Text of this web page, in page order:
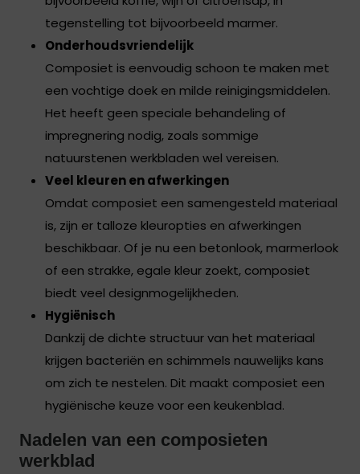
tegenstelling tot bijvoorbeeld marmer.
Onderhoudsvriendelijk
Composiet is eenvoudig schoon te maken met
een vochtige doek en milde reinigingsmiddelen.
Het heeft geen speciale behandeling of
impregnering nodig, zoals sommige
natuurstenen werkbladen wel vereisen.
Veel kleuren en afwerkingen
Omdat composiet een samengesteld materiaal
is, zijn er talloze kleuropties en afwerkingen
beschikbaar. Of je nu een betonlook, marmerlook
of een strakke, egale kleur zoekt, composiet
biedt veel designmogelijkheden.
Hygiënisch
Dankzij de dichte structuur van het materiaal
krijgen bacteriën en schimmels nauwelijks kans
om zich te nestelen. Dit maakt composiet een
hygiënische keuze voor een keukenblad.
Nadelen van een composieten
werkblad